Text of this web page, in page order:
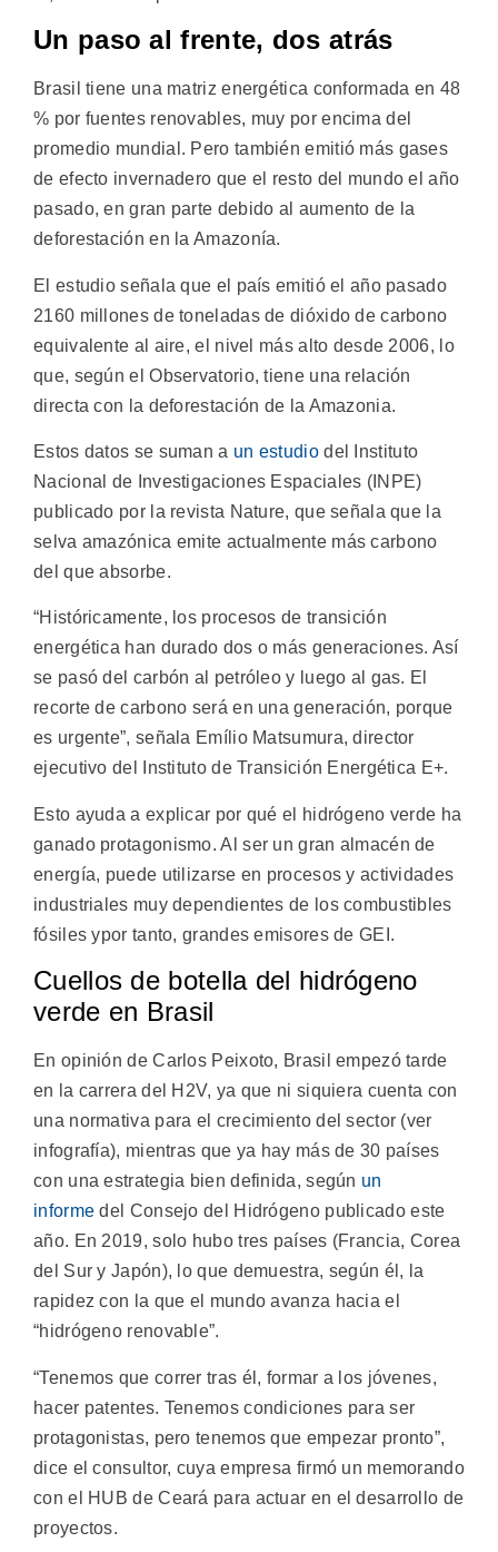
Un paso al frente, dos atrás
Brasil tiene una matriz energética conformada en 48
% por fuentes renovables, muy por encima del
promedio mundial. Pero también emitió más gases
de efecto invernadero que el resto del mundo el año
pasado, en gran parte debido al aumento de la
deforestación en la Amazonía.
El estudio señala que el país emitió el año pasado
2160 millones de toneladas de dióxido de carbono
equivalente al aire, el nivel más alto desde 2006, lo
que, según el Observatorio, tiene una relación
directa con la deforestación de la Amazonia.
Estos datos se suman a un estudiodel Instituto
Nacional de Investigaciones Espaciales (INPE)
publicado por la revista Nature, que señala que la
selva amazónica emite actualmente más carbono
del que absorbe.
“Históricamente, los procesos de transición
energética han durado dos o más generaciones. Así
se pasó del carbón al petróleo y luego al gas. El
recorte de carbono será en una generación, porque
es urgente”, señala Emílio Matsumura, director
ejecutivo del Instituto de Transición Energética E+.
Esto ayuda a explicar por qué el hidrógeno verde ha
ganado protagonismo. Al ser un gran almacén de
energía, puede utilizarse en procesos y actividades
industriales muy dependientes de los combustibles
fósiles ypor tanto, grandes emisores de GEI.
Cuellos de botella del hidrógeno
verde en Brasil
En opinión de Carlos Peixoto, Brasil empezó tarde
en la carrera del H2V, ya que ni siquiera cuenta con
una normativa para el crecimiento del sector (ver
infografía), mientras que ya hay más de 30 países
con una estrategia bien definida, según un
informe del Consejo del Hidrógeno publicado este
año. En 2019, solo hubo tres países (Francia, Corea
del Sur y Japón), lo que demuestra, según él, la
rapidez con la que el mundo avanza hacia el
“hidrógeno renovable”.
“Tenemos que correr tras él, formar a los jóvenes,
hacer patentes. Tenemos condiciones para ser
protagonistas, pero tenemos que empezar pronto”,
dice el consultor, cuya empresa firmó un memorando
con el HUB de Ceará para actuar en el desarrollo de
proyectos.